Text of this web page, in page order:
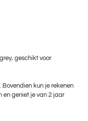
geschikt voor
Bovendien kun je rekenen
en geniet je van 2 jaar